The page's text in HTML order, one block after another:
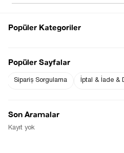
Sezgi Hanım ın beden ölçüleri tablodaki
Bel : 34 ( +/- 2 cm )
Basen : 56 ( +/- 2 cm )
Fiyat
Popüler Kategoriler
Popüler Sayfalar
Sipariş Sorgulama İptal & İade &
Son Aramalar
Kayıt yok